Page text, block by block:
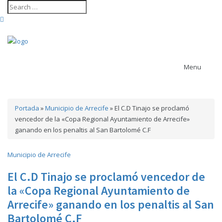
Contenido revista
actividades Agenda cultural arrecifeAyuntamiento
Ayuntamiento de San Bartolomé
Ayuntamiento de Teguise
Ayuntamiento de Tinajo Ayuntamiento de Tías
Ayuntamiento de YaizaCabildo de
Lanzarote CACT carrera trail
Menu
Portada »Municipio de Arrecife »El C.D Tinajo se proclamó
vencedor de la «Copa Regional Ayuntamiento de Arrecife»
ganando en los penaltis al San Bartolomé C.F
Municipio de Arrecife
El C.D Tinajo se proclamó vencedor de
la «Copa Regional Ayuntamiento de
Arrecife» ganando en los penaltis al San
Bartolomé C.F